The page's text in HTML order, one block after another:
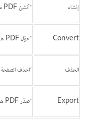
إنشاء "أنشئ PDF من مستند Word هذا"
Convert "حوّل PDF هذا إلى مستند Word"
الحذف "احذف الصفحة 5"
Export "صدّر PDF هذا كملف PowerPoint"